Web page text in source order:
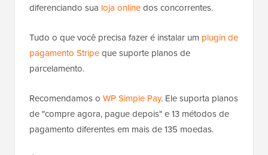
diferenciando sua loja onlinedos concorrentes.
Tudo o que você precisa fazer é instalar um plugin de
pagamento Stripeque suporte planos de
parcelamento.
Recomendamos o WP Simple Pay. Ele suporta planos
de "compre agora, pague depois" e 13 métodos de
pagamento diferentes em mais de 135 moedas.